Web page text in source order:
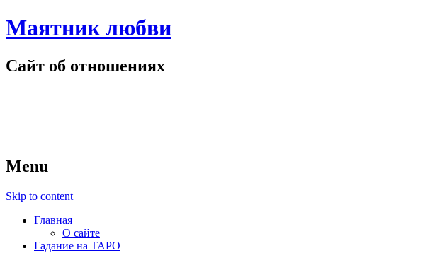
Маятник любви
Сайт об отношениях
Menu
Skip to content
Главная
О сайте
Гадание на ТАРО